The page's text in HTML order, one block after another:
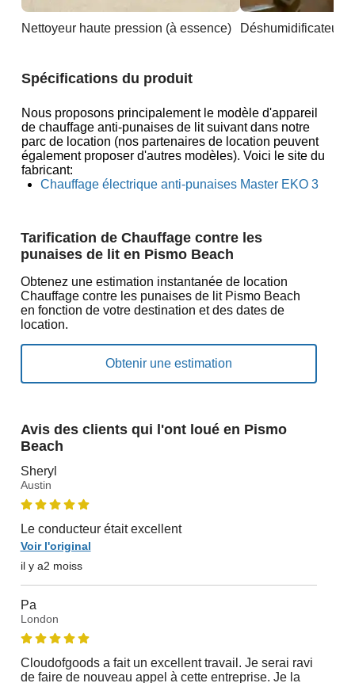
Nettoyeur haute pression (à essence) Déshumidificateur
Spécifications du produit
Nous proposons principalement le modèle d'appareil
de chauffage anti-punaises de lit suivant dans notre
parc de location (nos partenaires de location peuvent
également proposer d'autres modèles). Voici le site du
fabricant:
Chauffage électrique anti-punaises Master EKO 3
Tarification de Chauffage contre les
punaises de lit en Pismo Beach
Obtenez une estimation instantanée de location
Chauffage contre les punaises de lit Pismo Beach
en fonction de votre destination et des dates de
location.
Avis des clients qui l'ont loué en Pismo
Beach
Sheryl
Austin
Le conducteur était excellent
Voir l'original
il y a2 moiss
Pa
London
Cloudofgoods a fait un excellent travail. Je serai ravi
de faire de nouveau appel à cette entreprise. Je la